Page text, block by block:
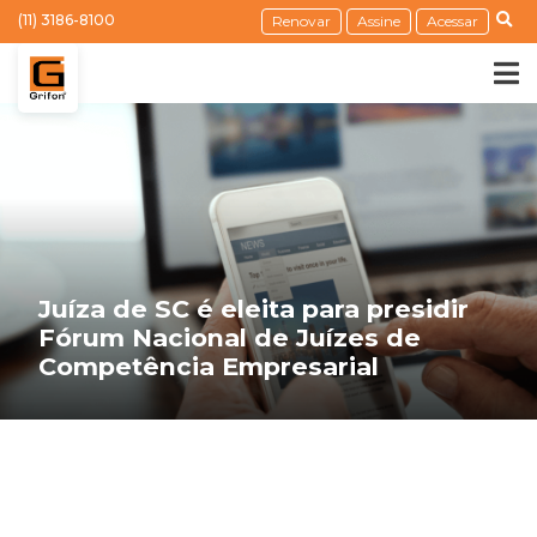
(11) 3186-8100 Renovar Assine Acessar
Juíza de SC é eleita para presidir
Fórum Nacional de Juízes de
Competência Empresarial